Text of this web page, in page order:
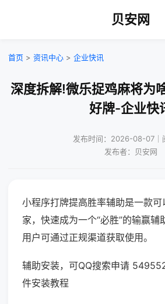
贝安网
首页 > 资讯中心 > 企业快讯
深度拆解!微乐捉鸡麻将为
好牌-企业快
发布时间：2026-08-07｜
发布者：贝安网
小程序打牌提高胜率辅助是一款
家，快速成为一个“必胜”的输赢辅
用户可通过正规渠道获取使用。
辅助安装，可QQ搜索申请
件安装教程